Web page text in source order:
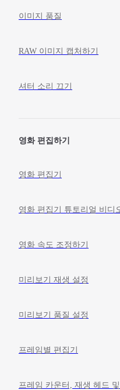
이미지 품질
RAW 이미지 캡처하기
셔터 소리 끄기
영화 편집하기
영화 편집기
영화 편집기 튜토리얼 비디
영화 속도 조정하기
미리보기 재생 설정
미리보기 품질 설정
프레임별 편집기
프레임 카운터, 재생 헤드